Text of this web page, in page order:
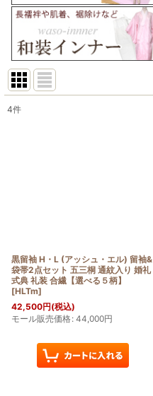
4件
黒留袖 H・L (アッシュ・エル) 留袖&
袋帯2点セット 五三桐 通紋入り 婚礼
式典 礼装 合繊【選べる５柄】
[HLTm]
42,500円(税込)
モール販売価格: 44,000円